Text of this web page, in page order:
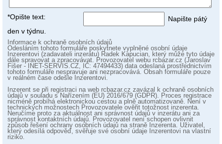
*Opište text:
Napište pátý
den v týdnu.
Informace k ochraně osobních údajů
Odesláním tohoto formuláře poskytnete vyplněné osobní údaje
Inzerentovi (zadavateli inzerátu) Radek Kapucian, který může tyto údaje
dále spravovat a zpracovávat. Provozovatel webu rcbazar.cz (Jaroslav
Fišer - INET-SERVIS.CZ, IČ: 47494433) data odeslaná prostřednictvím
tohoto formuláře nespravuje ani nezpracovává. Obsah formuláře pouze
v reálném čase odešle Inzerentovi.
Inzerent se při registraci na web rcbazar.cz zavázal k ochraně osobních
údajů v souladu s Nařízením (EU) 2016/679 (GDPR). Proces registrace
nicméně probíhá elektronickou cestou a plně automatizovaně. Není v
technických možnostech Provozovatele ověřit totožnost inzerenta.
Neručíme proto za aktuálnost ani správnost údajů v inzerátu ani za
správnost kontaktních údajů. Provozovatel není schopen ovlivnit
způsob řešení ochrany osobních údajů na straně Inzerenta. Uživatel,
který odesílá odpověď, svěřuje své osobní údaje Inzerentovi na vlastní
riziko.